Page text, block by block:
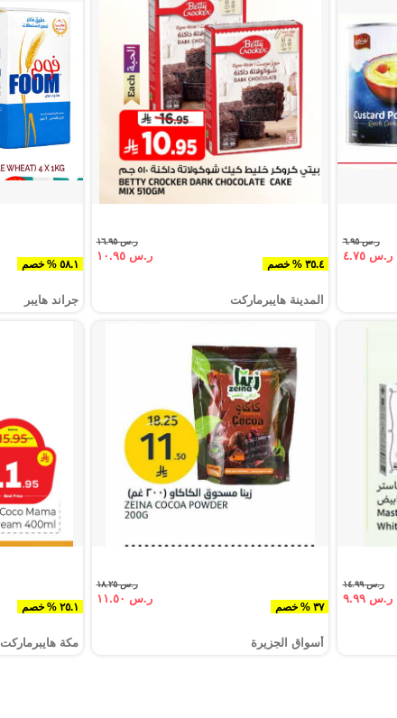
ر.س ٦.٩٥
ر.س ٤.٧٥
٣٥.٤ % خصم
ر.س ١٦.٩٥
ر.س ١٠.٩٥
المدينة هايبرماركت
٥٨.١ % خصم
جراند هايبر
ر.س ١٤.٩٩
ر.س ٩.٩٩
٣٧ % خصم
ر.س ١٨.٢٥
ر.س ١١.٥٠
أسواق الجزيرة
٢٥.١ % خصم
مكة هايبرماركت